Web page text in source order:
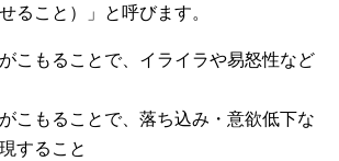
ること）」と呼びます。
こもることで、イライラや易怒性など
こもることで、落ち込み・意欲低下な
すること